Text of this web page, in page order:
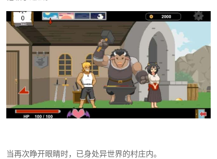
当再次睁开眼睛时，已身处异世界的村庄内。